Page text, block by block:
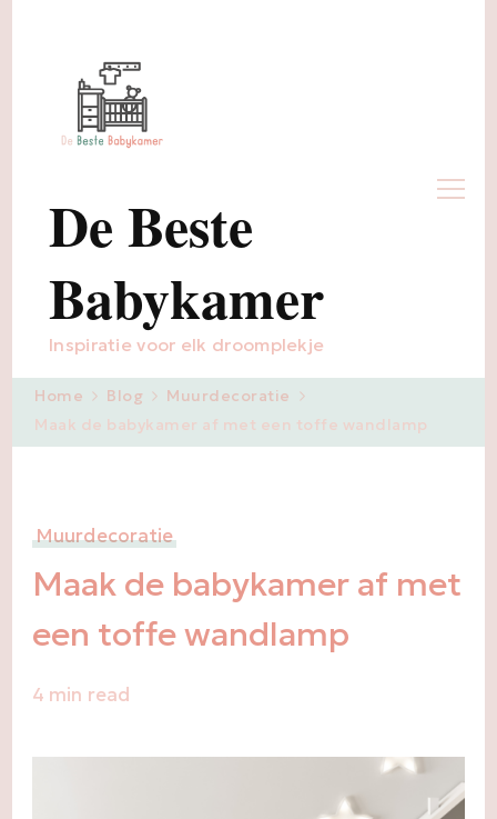
De Beste
Babykamer
Inspiratie voor elk droomplekje
Home Blog
Muurdecoratie
Maak de babykamer af met een toffe wandlamp
Muurdecoratie
Maak de babykamer af met
een toffe wandlamp
4 min read